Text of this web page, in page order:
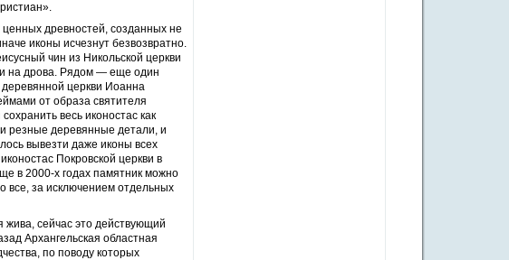
древностей, созданных не
иконы исчезнут безвозвратно.
чин из Никольской церкви
на дрова. Рядом — еще один
церкви Иоанна
от образа святителя
весь иконостас как
резные деревянные детали, и
вывезти даже иконы всех
Покровской церкви в
в 2000-х годах памятник можно
все, за исключением отдельных
жива, сейчас это действующий
Архангельская областная
по поводу которых